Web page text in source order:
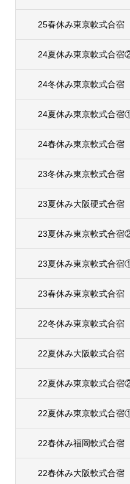
25春休み東京軟式合宿
24夏休み東京軟式合宿
24冬休み東京軟式合宿
24夏休み東京軟式合宿
24春休み東京軟式合宿
23冬休み東京軟式合宿
23夏休み大阪硬式合宿
23夏休み東京軟式合宿
23夏休み東京軟式合宿
23春休み東京軟式合宿
22冬休み東京軟式合宿
22夏休み大阪軟式合宿
22夏休み東京軟式合宿
22夏休み東京軟式合宿
22春休み福岡軟式合宿
22春休み大阪軟式合宿